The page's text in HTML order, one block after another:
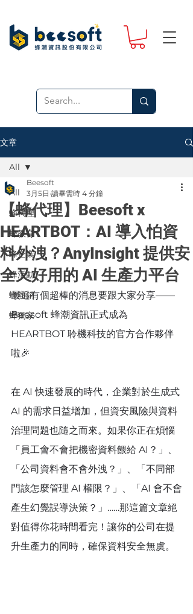
文章
All
蜂代理
蜂教育
蜂企業
蜂活動
蜂熱銷
蜂獨家
All
【蜂代理】Beesoft x
HEARTBOT：AI 導入怕資
料外洩？AnyInsight 提供安
全又好用的 AI 生產力平台
Beesoft
3月5日 讀畢需時 4 分鐘
最近有個超棒的消息要跟大家分享——
Beesoft 蜂潮資訊正式成為
HEARTBOT 聆機科技的官方合作夥伴
啦🎉
在 AI 快速發展的時代，企業對於生成式
AI 的需求日益增加，但資安風險與資料
治理問題也隨之而來。如果你正在煩惱
「員工會不會把機密資料餵給 AI？」、
「公司資料會不會外洩？」、「不同部
門該怎麼管理 AI 權限？」、「AI 會不會
產生幻覺誤導決策？」……那這篇文章絕
對值得你花時間看完！讓你的公司在提
升生產力的同時，確保資料安全無虞。